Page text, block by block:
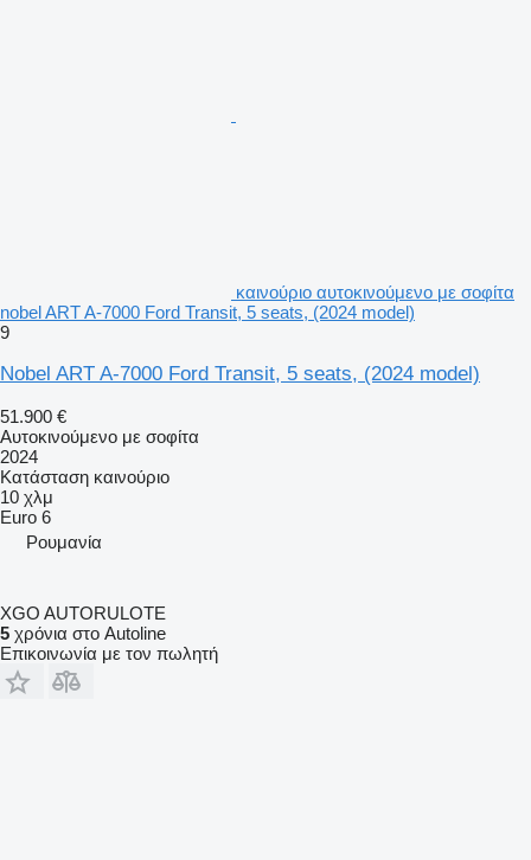
καινούριο αυτοκινούμενο με σοφίτα
nobel ART A-7000 Ford Transit, 5 seats, (2024 model)
9
Nobel ART A-7000 Ford Transit, 5 seats, (2024 model)
51.900 €
Αυτοκινούμενο με σοφίτα
2024
Κατάσταση καινούριο
10 χλμ
Euro 6
Ρουμανία
XGO AUTORULOTE
5 χρόνια στο Autoline
Επικοινωνία με τον πωλητή